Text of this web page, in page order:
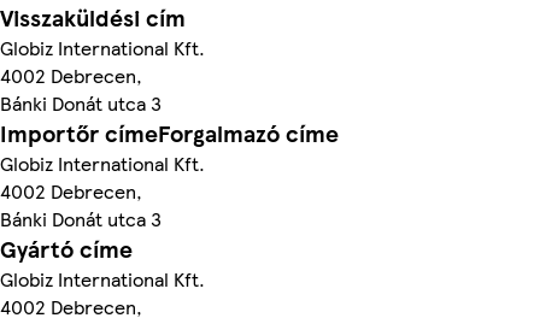
Visszaküldési cím
Globiz International Kft.
4002 Debrecen,
Bánki Donát utca 3
Importőr címeForgalmazó címe
Globiz International Kft.
4002 Debrecen,
Bánki Donát utca 3
Gyártó címe
Globiz International Kft.
4002 Debrecen,